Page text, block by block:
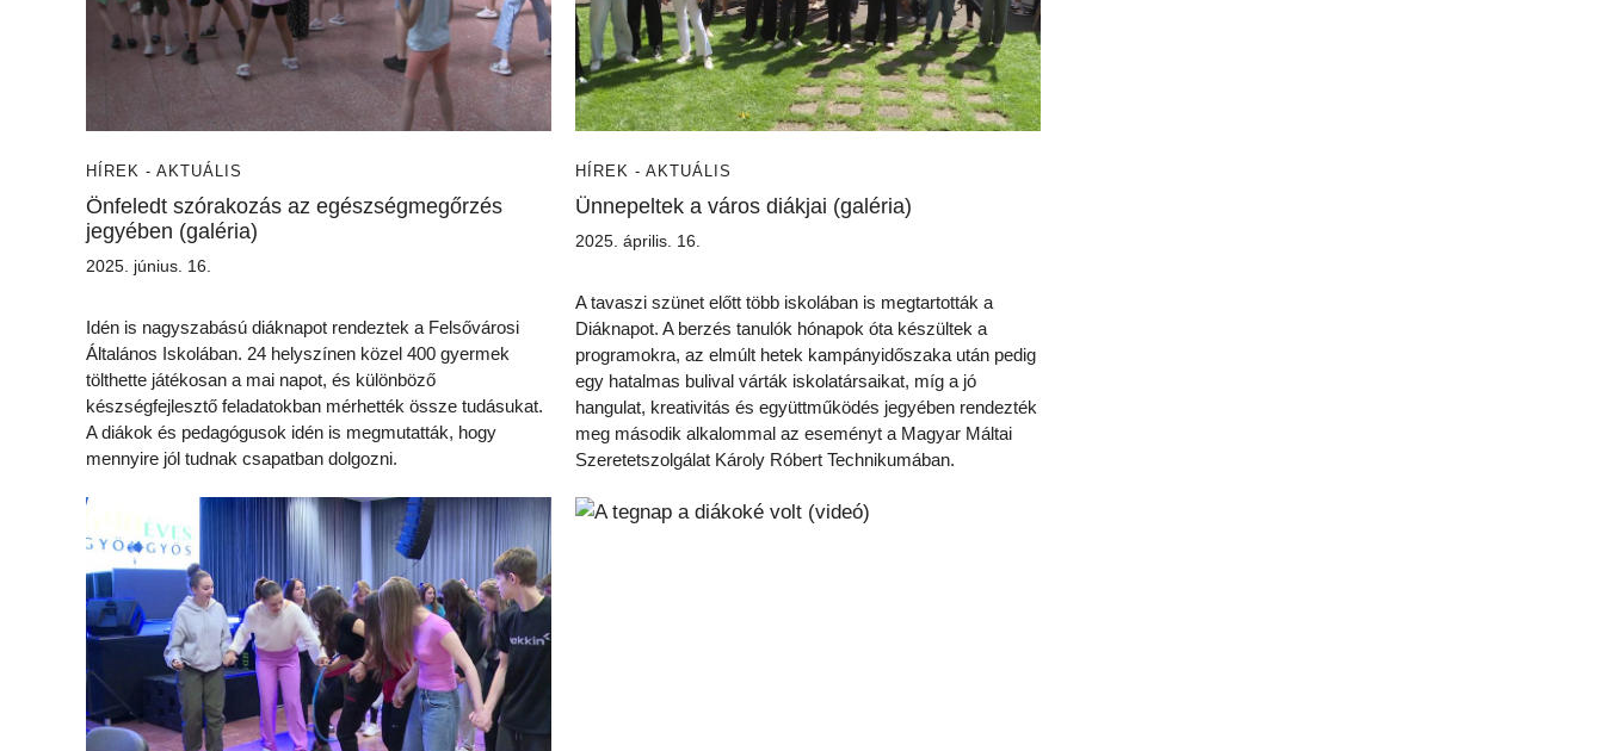
HÍREK - AKTUÁLIS
Önfeledt szórakozás az egészségmegőrzés
jegyében (galéria)
2025. június. 16.
Idén is nagyszabású diáknapot rendeztek a Felsővárosi
Általános Iskolában. 24 helyszínen közel 400 gyermek
tölthette játékosan a mai napot, és különböző
készségfejlesztő feladatokban mérhették össze tudásukat.
A diákok és pedagógusok idén is megmutatták, hogy
mennyire jól tudnak csapatban dolgozni.
HÍREK - AKTUÁLIS
Ünnepeltek a város diákjai (galéria)
2025. április. 16.
A tavaszi szünet előtt több iskolában is megtartották a
Diáknapot. A berzés tanulók hónapok óta készültek a
programokra, az elmúlt hetek kampányidőszaka után pedig
egy hatalmas bulival várták iskolatársaikat, míg a jó
hangulat, kreativitás és együttműködés jegyében rendezték
meg második alkalommal az eseményt a Magyar Máltai
Szeretetszolgálat Károly Róbert Technikumában.